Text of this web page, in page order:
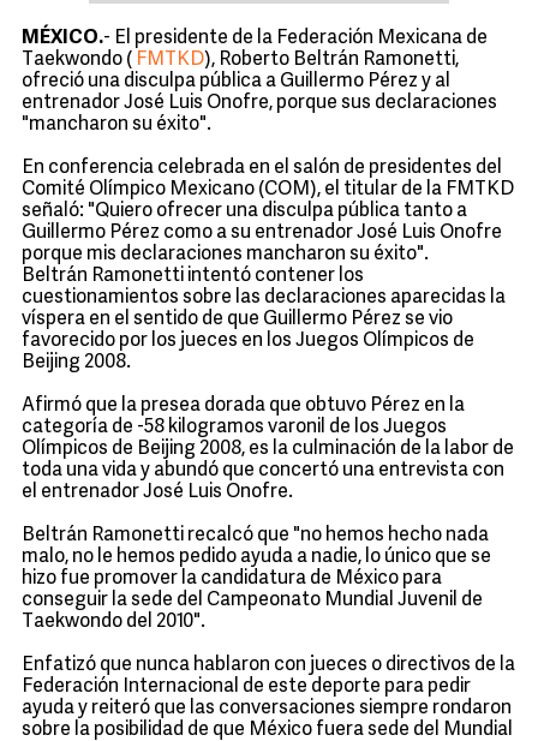
MÉXICO.- El presidente de la Federación Mexicana de
Taekwondo ( FMTKD), Roberto Beltrán Ramonetti,
ofreció una disculpa pública a Guillermo Pérez y al
entrenador José Luis Onofre, porque sus declaraciones
"mancharon su éxito".
En conferencia celebrada en el salón de presidentes del
Comité Olímpico Mexicano (COM), el titular de la FMTKD
señaló: "Quiero ofrecer una disculpa pública tanto a
Guillermo Pérez como a su entrenador José Luis Onofre
porque mis declaraciones mancharon su éxito".
Beltrán Ramonetti intentó contener los
cuestionamientos sobre las declaraciones aparecidas la
víspera en el sentido de que Guillermo Pérez se vio
favorecido por los jueces en los Juegos Olímpicos de
Beijing 2008.
Afirmó que la presea dorada que obtuvo Pérez en la
categoría de -58 kilogramos varonil de los Juegos
Olímpicos de Beijing 2008, es la culminación de la labor de
toda una vida y abundó que concertó una entrevista con
el entrenador José Luis Onofre.
Beltrán Ramonetti recalcó que "no hemos hecho nada
malo, no le hemos pedido ayuda a nadie, lo único que se
hizo fue promover la candidatura de México para
conseguir la sede del Campeonato Mundial Juvenil de
Taekwondo del 2010".
Enfatizó que nunca hablaron con jueces o directivos de la
Federación Internacional de este deporte para pedir
ayuda y reiteró que las conversaciones siempre rondaron
sobre la posibilidad de que México fuera sede del Mundial